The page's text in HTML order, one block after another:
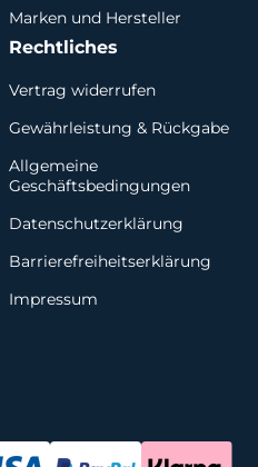
Marken und Hersteller
Rechtliches
Vertrag widerrufen
Gewährleistung & Rückgabe
Allgemeine
Geschäftsbedingungen
Datenschutzerklärung
Barrierefreiheitserklärung
Impressum